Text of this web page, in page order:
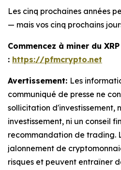
Les cinq prochaines années
— mais vos cinq prochains
Commencez à miner du
: https://pfmcrypto.net
Avertissement: Les
communiqué de presse ne
sollicitation d'investissement,
investissement, ni un conseil
recommandation de trading.
jalonnement de
risques et peuvent entraîner